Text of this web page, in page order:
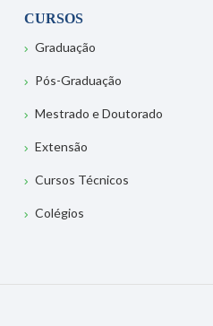
CURSOS
Graduação
Pós-Graduação
Mestrado e Doutorado
Extensão
Cursos Técnicos
Colégios